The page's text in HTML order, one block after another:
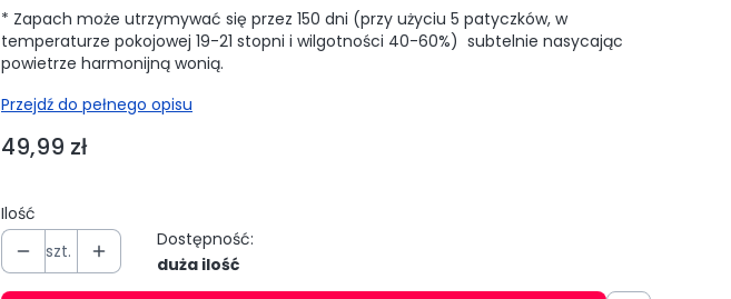
* Zapach może utrzymywać się przez 150 dni (przy użyciu 5 patyczków, w
temperaturze pokojowej 19-21 stopni i wilgotności 40-60%) subtelnie nasycając
powietrze harmonijną wonią.
Przejdź do pełnego opisu
Cena
49,99 zł
Ilość
szt.
Dostępność:
duża ilość